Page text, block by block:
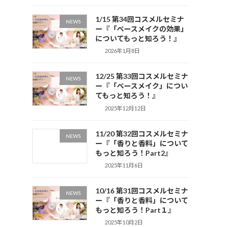
NEWS
1/15 第34回コスメルセミナ
ー『「ベースメイクの効果」
についてもっと知ろう！』
2026年1月8日
NEWS
12/25 第33回コスメルセミナ
ー『「ベースメイク」につい
てもっと知ろう！』
2025年12月12日
NEWS
11/20 第32回コスメルセミナ
ー『「香りと香料」について
もっと知ろう！Part2』
2025年11月6日
NEWS
10/16 第31回コスメルセミナ
ー『「香りと香料」について
もっと知ろう！Part１』
2025年10月2日